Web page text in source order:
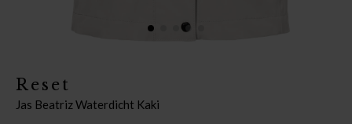
Reset
Jas Beatriz Waterdicht Kaki